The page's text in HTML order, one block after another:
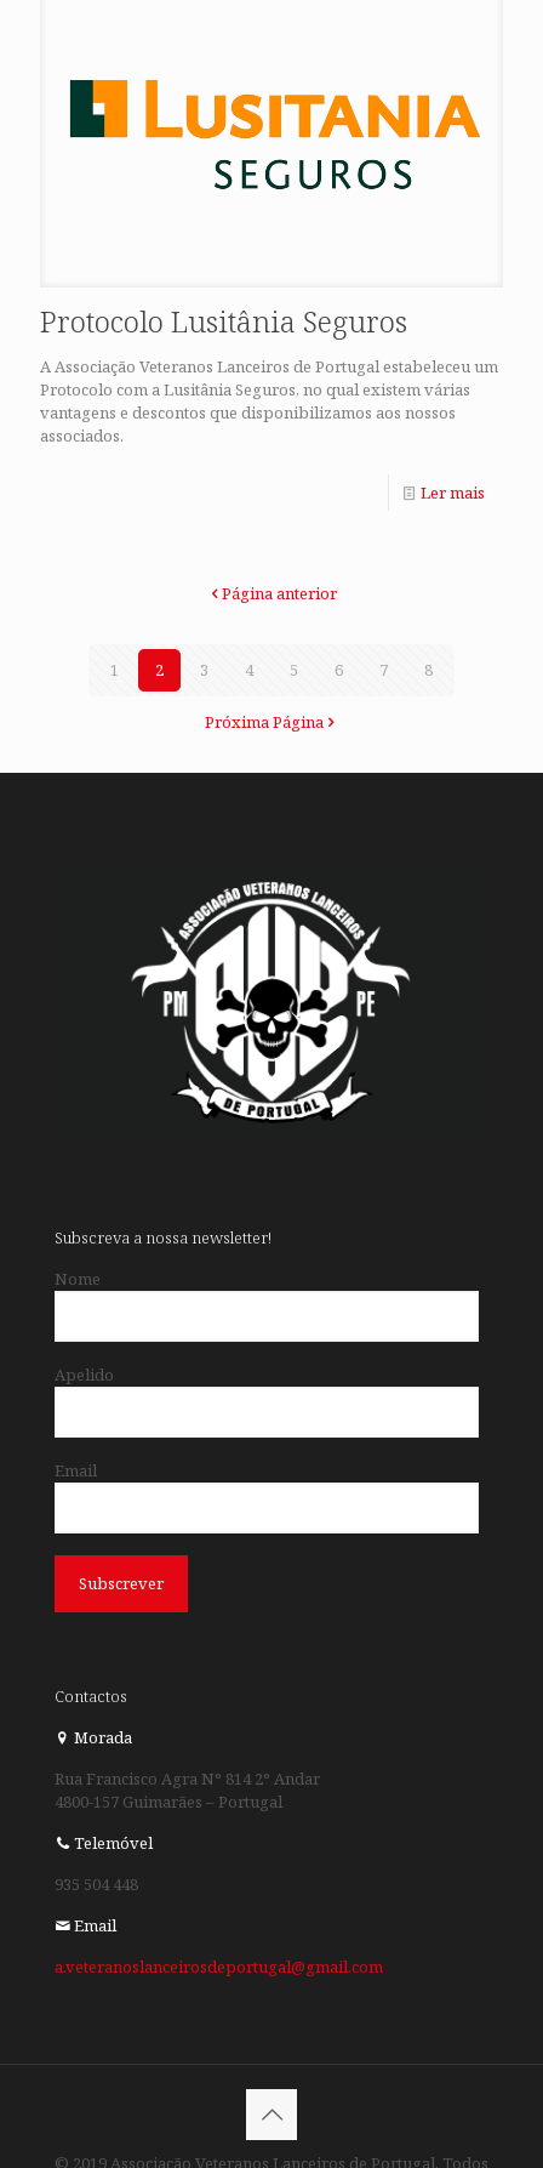
Protocolo Lusitânia Seguros
A Associação Veteranos Lanceiros de Portugal estabeleceu um
Protocolo com a Lusitânia Seguros, no qual existem várias
vantagens e descontos que disponibilizamos aos nossos
associados.
Ler mais
Página anterior
1 2 3 4 5 6 7 8
Próxima Página
Subscreva a nossa newsletter!
Nome
Apelido
Email
Contactos
Morada
Rua Francisco Agra N° 814 2° Andar
4800-157 Guimarães – Portugal
Telemóvel
935 504 448
Email
a.veteranoslanceirosdeportugal@gmail.com
© 2019 Associação Veteranos Lanceiros de Portugal. Todos